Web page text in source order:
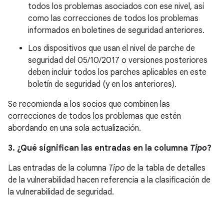
todos los problemas asociados con ese nivel, así
como las correcciones de todos los problemas
informados en boletines de seguridad anteriores.
Los dispositivos que usan el nivel de parche de
seguridad del 05/10/2017 o versiones posteriores
deben incluir todos los parches aplicables en este
boletín de seguridad (y en los anteriores).
Se recomienda a los socios que combinen las
correcciones de todos los problemas que estén
abordando en una sola actualización.
3. ¿Qué significan las entradas en la columna Tipo?
Las entradas de la columna Tipo de la tabla de detalles
de la vulnerabilidad hacen referencia a la clasificación de
la vulnerabilidad de seguridad.